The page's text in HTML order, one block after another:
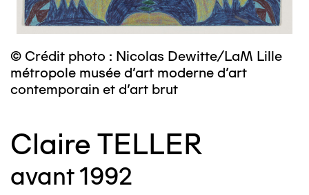
© Crédit photo : Nicolas Dewitte/LaM Lille
métropole musée d’art moderne d’art
contemporain et d’art brut
Claire TELLER
avant 1992